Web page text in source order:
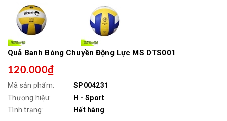
Quả Banh Bóng Chuyền Động Lực MS DTS001
120.000₫
Mã sản phẩm:
SP004231
Thương hiệu:
H - Sport
Tình trạng:
Hết hàng